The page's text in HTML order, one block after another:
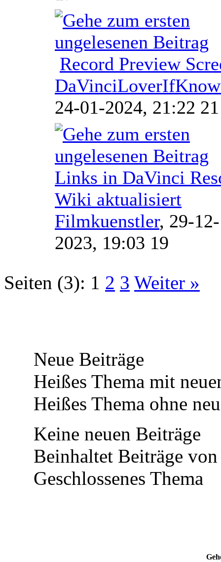
Record Preview
24-01-2024, 21:22 21
Links in DaVinci
Wiki aktualisiert
Filmkuenstler, 29-12-
2023, 19:03 19
Seiten (3): 1 2 3 Weiter »
Neue Beiträge
Heißes Thema mit
Heißes Thema ohne
Keine neuen Beiträge
Beinhaltet Beiträge
Geschlossenes Thema